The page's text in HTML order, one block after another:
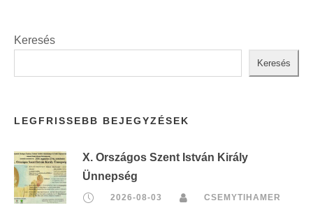
Keresés
Keresés
LEGFRISSEBB BEJEGYZÉSEK
X. Országos Szent István Király
Ünnepség
2026-08-03 CSEMYTIHAMER